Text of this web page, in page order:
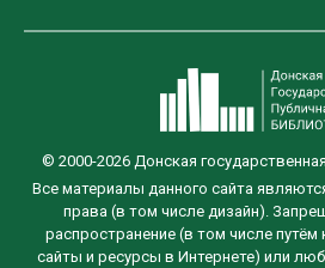
© 2000-2026 Донская
Все материалы данного сайта
права (в том числе дизайн).
распространение (в том числе путём
сайты и ресурсы в Интернете) или